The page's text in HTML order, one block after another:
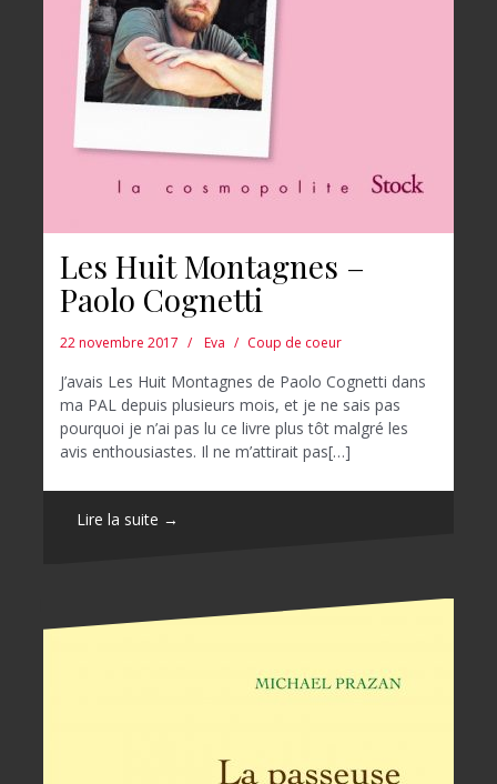
Les Huit Montagnes –
Paolo Cognetti
22 novembre 2017 Eva Coup de coeur
J’avais Les Huit Montagnes de Paolo Cognetti dans
ma PAL depuis plusieurs mois, et je ne sais pas
pourquoi je n’ai pas lu ce livre plus tôt malgré les
avis enthousiastes. Il ne m’attirait pas[…]
Lire la suite →